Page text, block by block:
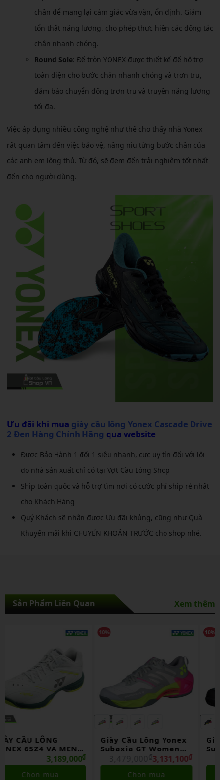
chân để mang lại cảm giác vừa vặn, ổn định. Giảm
tổn thất năng lượng, cho phép thực hiện các động tác
chân nhanh chóng.
Round Sole: Đế tròn YONEX được thiết kế để hỗ trợ
toàn diện cho bước chân nhanh chóng và trơn tru,
đảm bảo chuyển động trơn tru và truyền năng lượng
tối đa.
Việc áp dụng nhiều công nghệ như thế cho thấy nhà Yonex
rất quan tâm đến việc bảo vệ, nâng niu từng bước chân của
các anh em lông thủ. Từ đó, sẽ đem đến trải nghiệm tốt nhất
đến cho người dùng.
Ưu đãi khi mua giày cầu lông Yonex Cascade Drive
2 Đen Hàng Chính Hãng qua website
Được Bảo Hành 1 đổi 1 siêu nhanh, cực uy tín đối với lỗi
do nhà sản xuất chỉ có tại Vợt Cầu Lông Shop
Ship toàn quốc và hỗ trợ tìm nơi có cước phí ship rẻ nhất
cho Khách Hàng
Quý Khách sẽ nhận được Ưu đãi khủng, cũng như Quà
Khuyến mãi khi CHUYỂN KHOẢN TRƯỚC cho shop nhé.
Sản Phẩm Liên Quan Xem thêm
Giày Cầu Lông Yonex
Subaxia GT Women
Light Gray Chính
Hãng
3,131,100
3,479,000₫
Chọn mua
Giày cầu lông Yonex
Subaxia GT Men Dark
Gray Chính Hãng
3,131,100
3,479,000₫
Chọn mua